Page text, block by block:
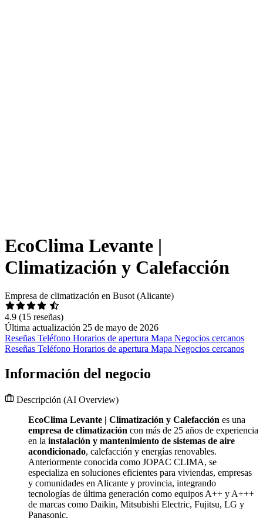
EcoClima Levante |
Climatización y Calefacción
Empresa de climatización en Busot (Alicante)
4.9 (15 reseñas)
Última actualización 25 de mayo de 2026
Reseñas Teléfono Horarios de apertura Mapa Negocios cercanos
Reseñas Teléfono Horarios de apertura Mapa Negocios cercanos
Información del negocio
Descripción (AI Overview)
EcoClima Levante | Climatización y Calefacción es una
empresa de climatización con más de 25 años de experiencia
en la instalación y mantenimiento de sistemas de aire
acondicionado, calefacción y energías renovables.
Anteriormente conocida como JOPAC CLIMA, se
especializa en soluciones eficientes para viviendas, empresas
y comunidades en Alicante y provincia, integrando
tecnologías de última generación como equipos A++ y A+++
de marcas como Daikin, Mitsubishi Electric, Fujitsu, LG y
Panasonic.